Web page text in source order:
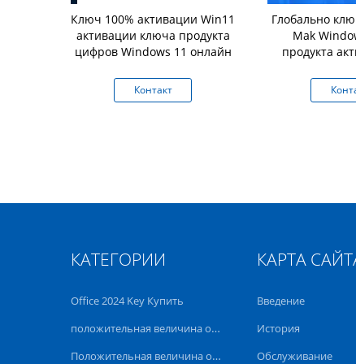
Ключ 100% активации Win11
активации ключа продукта
цифров Windows 11 онлайн
Контакт
Глобально
Mak
продукта
КАТЕГОРИИ
Office 2024 Key Купить
положительная величина офиса 2021 профессиональная
Положительная величина офиса 2019 профессиональная
КАРТА
Введение
История
Обслуживание